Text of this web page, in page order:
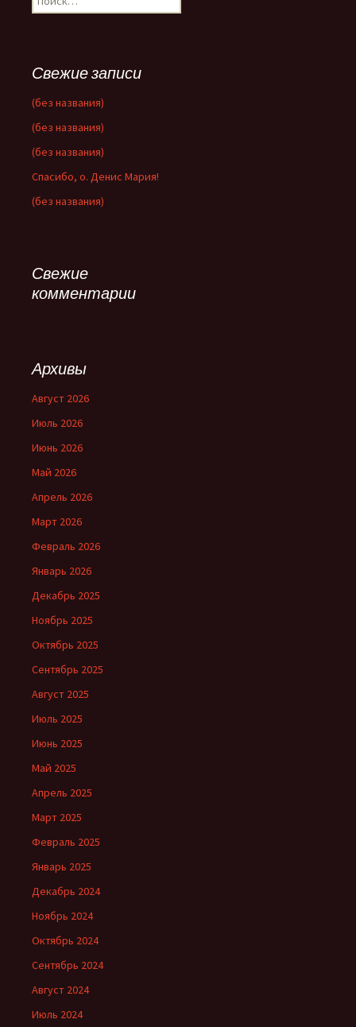
Свежие записи
(без названия)
(без названия)
(без названия)
Спасибо, о. Денис Мария!
(без названия)
Свежие
комментарии
Архивы
Август 2026
Июль 2026
Июнь 2026
Май 2026
Апрель 2026
Март 2026
Февраль 2026
Январь 2026
Декабрь 2025
Ноябрь 2025
Октябрь 2025
Сентябрь 2025
Август 2025
Июль 2025
Июнь 2025
Май 2025
Апрель 2025
Март 2025
Февраль 2025
Январь 2025
Декабрь 2024
Ноябрь 2024
Октябрь 2024
Сентябрь 2024
Август 2024
Июль 2024